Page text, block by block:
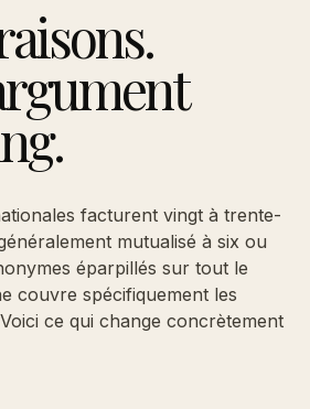
facturent vingt à trente-
mutualisé à six ou
éparpillés sur tout le
couvre spécifiquement les
ce qui change concrètement